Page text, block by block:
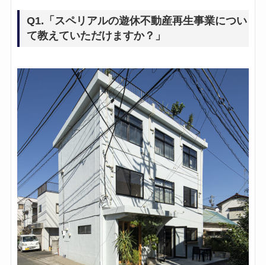
Q1.「スペリアルの遊休不動産再生事業につい
て教えていただけますか？」